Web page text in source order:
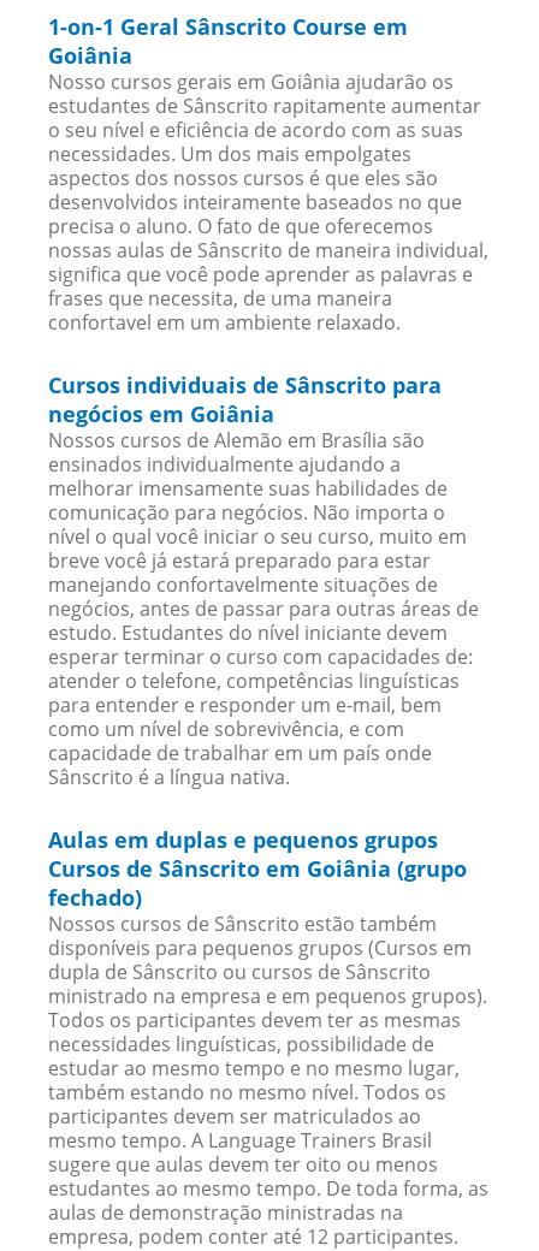
1-on-1 Geral Sânscrito Course em
Goiânia
Nosso cursos gerais em Goiânia ajudarão os
estudantes de Sânscrito rapitamente aumentar
o seu nível e eficiência de acordo com as suas
necessidades. Um dos mais empolgates
aspectos dos nossos cursos é que eles são
desenvolvidos inteiramente baseados no que
precisa o aluno. O fato de que oferecemos
nossas aulas de Sânscrito de maneira individual,
significa que você pode aprender as palavras e
frases que necessita, de uma maneira
confortavel em um ambiente relaxado.
Cursos individuais de Sânscrito para
negócios em Goiânia
Nossos cursos de Alemão em Brasília são
ensinados individualmente ajudando a
melhorar imensamente suas habilidades de
comunicação para negócios. Não importa o
nível o qual você iniciar o seu curso, muito em
breve você já estará preparado para estar
manejando confortavelmente situações de
negócios, antes de passar para outras áreas de
estudo. Estudantes do nível iniciante devem
esperar terminar o curso com capacidades de:
atender o telefone, competências linguísticas
para entender e responder um e-mail, bem
como um nível de sobrevivência, e com
capacidade de trabalhar em um país onde
Sânscrito é a língua nativa.
Aulas em duplas e pequenos grupos
Cursos de Sânscrito em Goiânia (grupo
fechado)
Nossos cursos de Sânscrito estão também
disponíveis para pequenos grupos (Cursos em
dupla de Sânscrito ou cursos de Sânscrito
ministrado na empresa e em pequenos grupos).
Todos os participantes devem ter as mesmas
necessidades linguísticas, possibilidade de
estudar ao mesmo tempo e no mesmo lugar,
também estando no mesmo nível. Todos os
participantes devem ser matriculados ao
mesmo tempo. A Language Trainers Brasil
sugere que aulas devem ter oito ou menos
estudantes ao mesmo tempo. De toda forma, as
aulas de demonstração ministradas na
empresa, podem conter até 12 participantes.